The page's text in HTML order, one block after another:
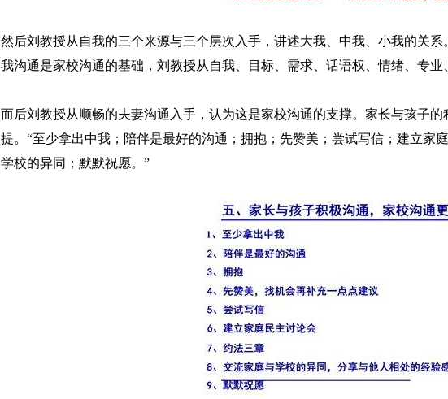
然后刘教授从自我的三个来源与三个层次入手，讲述大我、中我、小我的关
我沟通是家校沟通的基础，刘教授从自我、目标、需求、话语权、情绪、专业
而后刘教授从顺畅的夫妻沟通入手，认为这是家校沟通的支撑。家长与孩子
提。“至少拿出中我；陪伴是最好的沟通；拥抱；先赞美；尝试写信；建立家
学校的异同；默默祝愿。”